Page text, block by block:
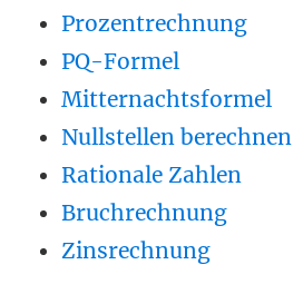
Prozentrechnung
PQ-Formel
Mitternachtsformel
Nullstellen berechnen
Rationale Zahlen
Bruchrechnung
Zinsrechnung